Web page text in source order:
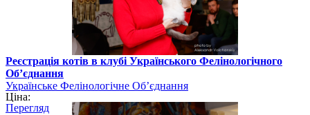
Реєстрація котів в клубі Українського Фелінологічного
Об’єднання
Українське Фелінологічне Об’єднання
Ціна:
Перегляд